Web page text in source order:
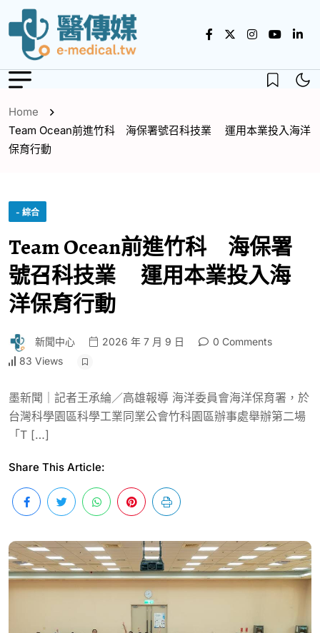
Home
Team Ocean前進竹科 海保署號召科技業 運用本業投入海洋
保育行動
- 綜合
Team Ocean前進竹科 海保署
號召科技業 運用本業投入海
洋保育行動
新聞中心 2026 年 7 月 9 日
0 Comments
83 Views
墨新聞｜記者王承綸／高雄報導 海洋委員會海洋保育署，於
台灣科學園區科學工業同業公會竹科園區辦事處舉辦第二場
「T […]
Share This Article: